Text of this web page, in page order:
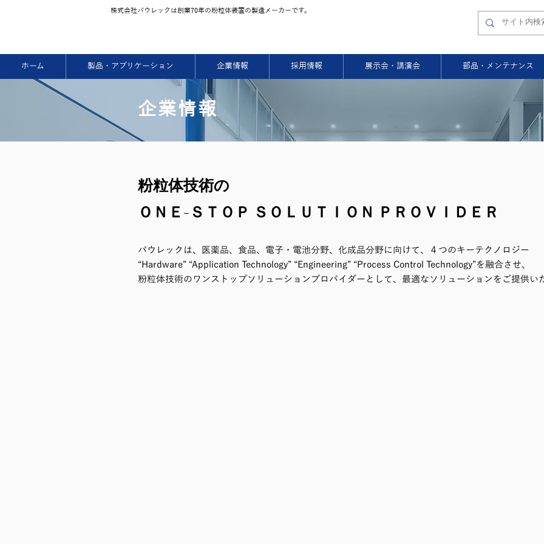
株式会社パウレックは創業70年の粉粒体装置の製造メーカーです。
ホーム 製品・アプリケーション 企業情報 採用情報 展示会・講演会 部品・メンテナンス
企業情報
粉粒体技術の
ＯＮＥ-ＳＴＯＰ ＳＯＬＵＴＩＯＮ ＰＲＯＶＩＤＥＲ
パウレックは、医薬品、食品、電子・電池分野、化成品分野に向けて、４つのキーテクノロジー
“Hardware” “Application Technology” “Engineering” “Process Control Technology”を融合させ、
粉粒体技術のワンストップソリューションプロバイダーとして、最適なソリューションをご提供い